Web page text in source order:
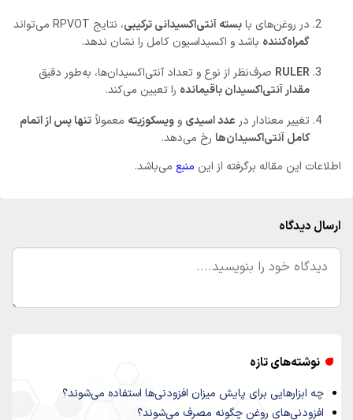
در روغن‌های بابسته آنتی‌اکسیدانی ترکیبی، نتایج RPVOT می‌تواند
گمراه‌کننده باشد و اکسیداسیون کامل را نشان ندهد.
RULER صرف‌نظر از نوع و تعداد آنتی‌اکسیدان‌ها، به‌طور دقیق
مقدار آنتی‌اکسیدان باقیمانده را تعیین می‌کند.
تغییر معنا‌دار در عدد اسیدی و ویسکوزیته معمولاً تنها پس از اتمام
کامل آنتی‌اکسیدان‌ها رخ می‌دهد.
اطلاعات این مقاله برگرفته از این منبع می‌باشد.
ارسال دیدگاه
نوشته‌های تازه
چه ابزارهایی برای پایش میزان افزودنی‌ها استفاده می‌شوند؟
افزودنی‌های روغن چگونه مصرف می‌شوند؟